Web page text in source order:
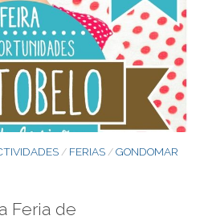
/ FERIAS / GONDOMAR
Feria de